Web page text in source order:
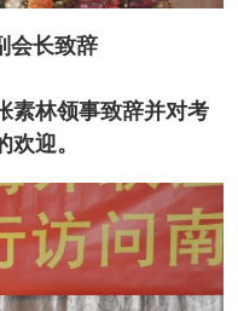
会长致辞
素林领事致辞并对考
迎。